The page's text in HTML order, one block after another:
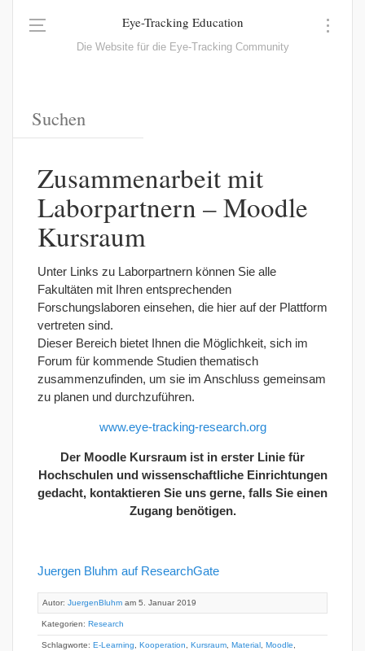
Eye-Tracking Education
Die Website für die Eye-Tracking Community
Zusammenarbeit mit
Laborpartnern – Moodle
Kursraum
Unter Links zu Laborpartnern können Sie alle
Fakultäten mit Ihren entsprechenden
Forschungslaboren einsehen, die hier auf der Plattform
vertreten sind.
Dieser Bereich bietet Ihnen die Möglichkeit, sich im
Forum für kommende Studien thematisch
zusammenzufinden, um sie im Anschluss gemeinsam
zu planen und durchzuführen.
www.eye-tracking-research.org
Der Moodle Kursraum ist in erster Linie für
Hochschulen und wissenschaftliche Einrichtungen
gedacht, kontaktieren Sie uns gerne, falls Sie einen
Zugang benötigen.
Juergen Bluhm auf ResearchGate
Autor: JuergenBluhm am 5. Januar 2019
Kategorien: Research
Schlagworte: E-Learning Kooperation Kursraum Material Moodle